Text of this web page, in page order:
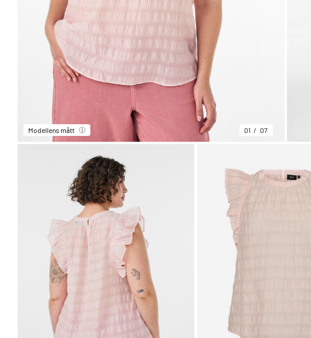
Modellens mått 01 07